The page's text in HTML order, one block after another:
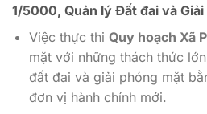
1/5000, Quản lý Đất đai và
Việc thực thi Quy hoạch Xã
mặt với những thách thức
đất đai và giải phóng mặt
đơn vị hành chính mới.